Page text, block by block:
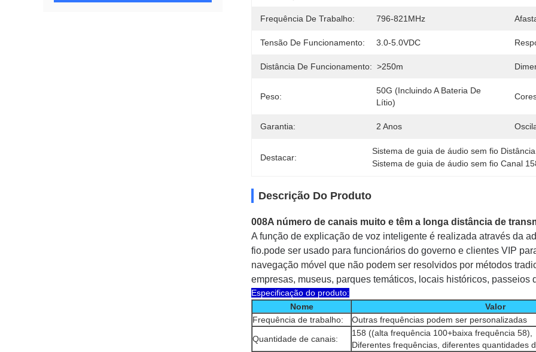
Frequência De Trabalho: 796-821MHz
Tensão De Funcionamento: 3.0-5.0VDC
Distância De Funcionamento: >250m
Peso:
50G (incluindo A Bateria De
Lítio)
Garantia: 2 Anos
Destacar:
Sistema de guia de áudio sem fio
Sistema de guia de áudio sem fio Canal
Descrição Do Produto
008A número de canais muito e têm a longa distância de
A função de explicação de voz inteligente é realizada através da
fio.pode ser usado para funcionários do governo e clientes VIP
navegação móvel que não podem ser resolvidos por métodos
empresas, museus, parques temáticos, locais históricos, passeios
Especificação do produto:
Nome
Valor
Frequência de trabalho:
Outras frequências podem ser personalizadas
Quantidade de canais:
158 ((alta frequência 100+baixa frequência 58),
Diferentes frequências, diferentes quantidades